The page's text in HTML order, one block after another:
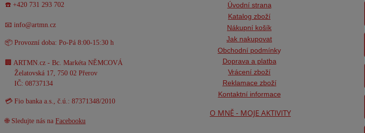
☎️ +420 731 293 702
📧 info@artmn.cz
📦 Provozní doba: Po-Pá 8:00-15:30 h
🏢 ARTMN.cz - Bc. Markéta NĚMCOVÁ
Želatovská 17, 750 02 Přerov
IČ: 08737134
💳 Fio banka a.s., č.ú.: 87371348/2010
🌐 Sledujte nás na Facebooku
Úvodní strana
Katalog zboží
Nákupní košík
Jak nakupovat
Obchodní podmínky
Doprava a platba
Vrácení zboží
Reklamace zboží
Kontaktní informace
O MNĚ - MOJE AKTIVITY